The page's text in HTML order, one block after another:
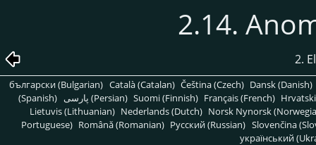
2.14.
2.
български (Bulgarian) Català (Catalan) Čeština (Czech) Dansk (Danish)
(Spanish)
پارسی (Persian) Suomi (Finnish) Français (French)
Lietuvis (Lithuanian) Nederlands (Dutch) Norsk Nynorsk
Portuguese) Română (Romanian) Pусский (Russian) Slovenčina
український